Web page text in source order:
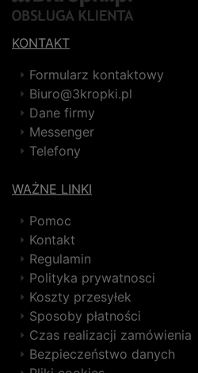
KONTAKT
Formularz kontaktowy
Biuro@3kropki.pl
Dane firmy
Messenger
Telefony
WAŻNE LINKI
Pomoc
Kontakt
Regulamin
Polityka prywatnosci
Koszty przesyłek
Sposoby płatności
Czas realizacji zamówienia
Bezpieczeństwo danych